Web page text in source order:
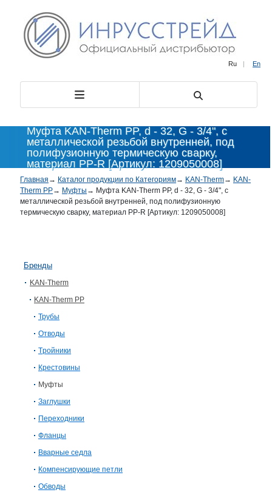
Ru | En
Муфта KAN-Therm PP, d - 32, G - 3/4", с
металлической резьбой внутренней, под
полифузионную термическую сварку,
материал PP-R [Артикул: 1209050008]
Главная → Каталог продукции по Категориям→ KAN-Therm→ KAN-
Therm PP→ Муфты → Муфта KAN-Therm PP, d - 32, G - 3/4", с
металлической резьбой внутренней, под полифузионную
термическую сварку, материал PP-R [Артикул: 1209050008]
Бренды
KAN-Therm
KAN-Therm PP
Трубы
Отводы
Tройники
Крестовины
Муфты
Заглушки
Переходники
Фланцы
Вварные седла
Компенсирующие петли
Обводы